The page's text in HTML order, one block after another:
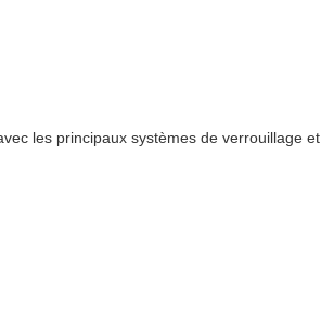
les principaux systèmes de verrouillage et